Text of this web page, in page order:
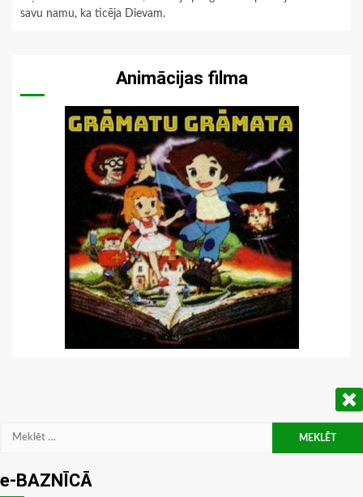
savu namu, ka ticēja Dievam.
Animācijas filma
Meklēt:
e-BAZNĪCĀ